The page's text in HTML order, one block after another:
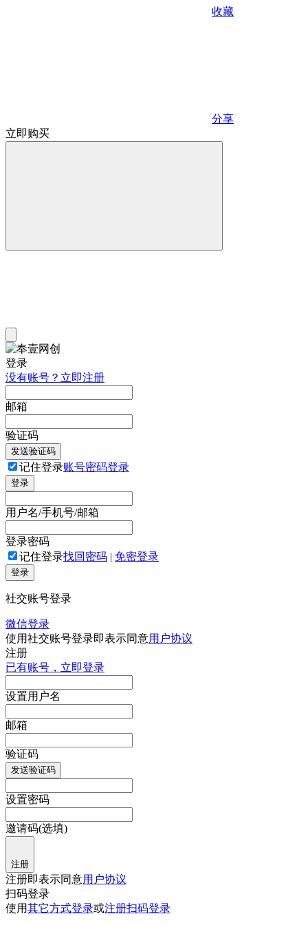
收藏
分享
立即购买
登录
没有账号？立即注册
邮箱
验证码
发送验证码
记住登录账号密码登录
登录
用户名/手机号/邮箱
登录密码
记住登录找回密码 | 免密登录
登录
社交账号登录
微信登录
使用社交账号登录即表示同意用户协议
注册
已有账号，立即登录
设置用户名
邮箱
验证码
发送验证码
设置密码
邀请码(选填)
注册
注册即表示同意用户协议
扫码登录
使用其它方式登录或注册扫码登录